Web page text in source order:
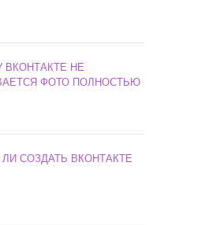
ВКОНТАКТЕ НЕ
ФОТО ПОЛНОСТЬЮ
СОЗДАТЬ ВКОНТАКТЕ